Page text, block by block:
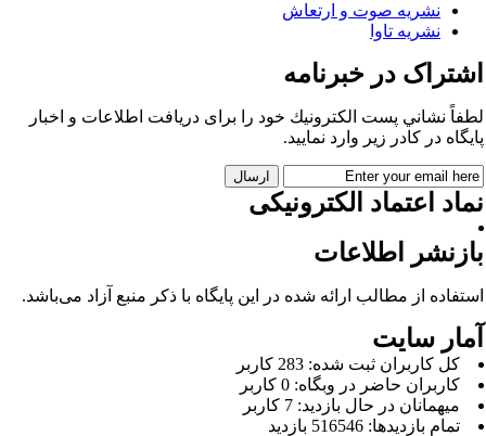
نشریه صوت و ارتعاش
نشریه تاوا
در خبرنامه
نشاني پست الكترونيك خود را برای دريافت اطلاعات و اخبار
در كادر زير وارد نمایید.
اعتماد الکترونیکی
اطلاعات
از مطالب ارائه شده در این پایگاه با ذکر منبع آزاد می‌باشد.
سایت
كل کاربران ثبت شده: 283 کاربر
کاربران حاضر در وبگاه: 0 کاربر
ميهمانان در حال بازديد: 7 کاربر
تمام بازديد‌ها: 516546 بازدید